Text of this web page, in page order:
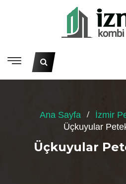
Ana Sayfa
İzmir
Üçkuyular
Üçkuyular